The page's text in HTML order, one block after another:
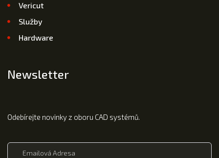
Vericut
Služby
Hardware
Newsletter
Odebírejte novinky z oboru CAD systémů.